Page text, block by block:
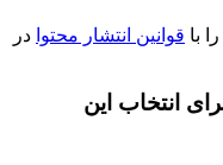
با قوانین انتشار محتوا در
انتخاب این